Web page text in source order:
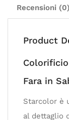
Recensioni (0)
Product
Fara in
Starcolor è
al dettaglio